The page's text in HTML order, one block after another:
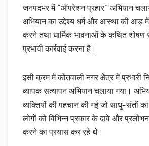
जनपदभर में “ऑपरेशन प्रहार” अभियान
अभियान का उद्देश्य धर्म और आस्था की आड़ में
करने तथा धार्मिक भावनाओं के कथित शोषण
प्रभावी कार्रवाई करना है।
इसी क्रम में कोतवाली नगर क्षेत्र में प्रभारी
व्यापक सत्यापन अभियान चलाया गया।
व्यक्तियों की पहचान की गई जो साधु-संतों
लोगों को विभिन्न प्रकार के दावे और
करने का प्रयास कर रहे थे।